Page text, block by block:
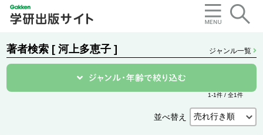
著者検索 [ 河上多恵子 ] ジャンル一覧
1-1件 / 全1件
並べ替え